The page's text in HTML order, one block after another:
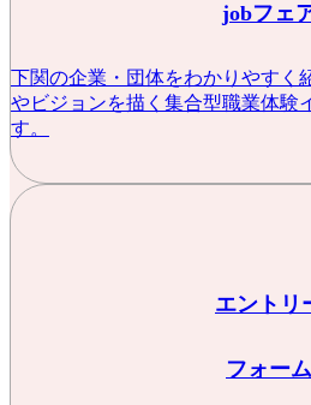
jobフェ
下関の企業・団体をわかりやすく
やビジョンを描く集合型職業体験
す。
エントリ
フォーム